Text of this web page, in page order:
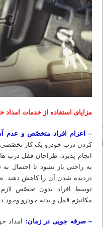
مزایای استفاده از خدمات امداد
– اعزام افراد متخصّص و عدم
کردن درب خودرو یک کار
انجام پذیرد. طراحان قفل درب
به راحتی باز نشود تا
دزدیده شدن آن را کاهش دهند.
توسط افراد بدون تخصّص لازم
مکانیزم قفل و بدنه خودرو وجود
– صرفه جویی در زمان:
امداد